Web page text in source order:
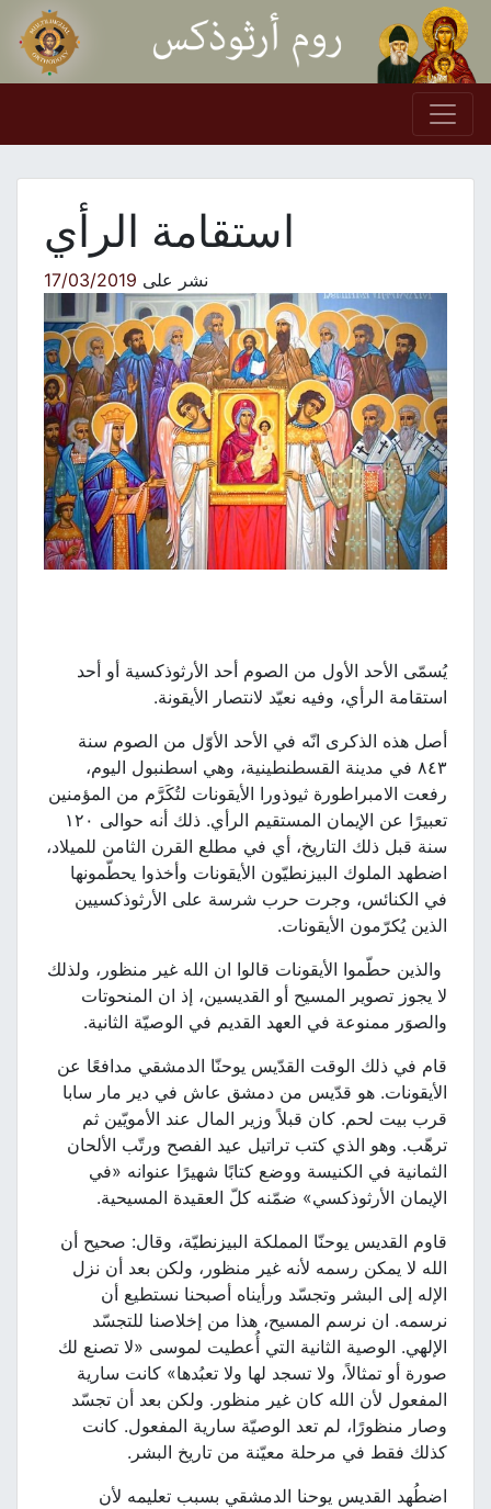
Skip to content
Main Navigation
استقامة الرأي
نشر على17/03/2019
يُسمّى الأحد الأول من الصوم أحد الأرثوذكسية أو أحد
استقامة الرأي، وفيه نعيّد لانتصار الأيقونة.
أصل هذه الذكرى انّه في الأحد الأوّل من الصوم سنة
٨٤٣ في مدينة القسطنطينية، وهي اسطنبول اليوم،
رفعت الامبراطورة ثيوذورا الأيقونات لتُكَرَّم من المؤمنين
تعبيرًا عن الإيمان المستقيم الرأي. ذلك أنه حوالى ١٢٠
سنة قبل ذلك التاريخ، أي في مطلع القرن الثامن للميلاد،
اضطهد الملوك البيزنطيّون الأيقونات وأخذوا يحطّمونها
في الكنائس، وجرت حرب شرسة على الأرثوذكسيين
الذين يُكرّمون الأيقونات.
والذين حطّموا الأيقونات قالوا ان الله غير منظور، ولذلك
لا يجوز تصوير المسيح أو القديسين، إذ ان المنحوتات
والصوَر ممنوعة في العهد القديم في الوصيّة الثانية.
قام في ذلك الوقت القدّيس يوحنّا الدمشقي مدافعًا عن
الأيقونات. هو قدّيس من دمشق عاش في دير مار سابا
قرب بيت لحم. كان قبلاً وزير المال عند الأمويّين ثم
ترهّب. وهو الذي كتب تراتيل عيد الفصح ورتّب الألحان
الثمانية في الكنيسة ووضع كتابًا شهيرًا عنوانه «في
الإيمان الأرثوذكسي» ضمّنه كلّ العقيدة المسيحية.
قاوم القديس يوحنّا المملكة البيزنطيّة، وقال: صحيح أن
الله لا يمكن رسمه لأنه غير منظور، ولكن بعد أن نزل
الإله إلى البشر وتجسّد ورأيناه أصبحنا نستطيع أن
نرسمه. ان نرسم المسيح، هذا من إخلاصنا للتجسّد
الإلهي. الوصية الثانية التي أُعطيت لموسى «لا تصنع لك
صورة أو تمثالاً، ولا تسجد لها ولا تعبُدها» كانت سارية
المفعول لأن الله كان غير منظور. ولكن بعد أن تجسّد
وصار منظورًا، لم تعد الوصيّة سارية المفعول. كانت
كذلك فقط في مرحلة معيّنة من تاريخ البشر.
اضطُهد القديس يوحنا الدمشقي بسبب تعليمه لأن